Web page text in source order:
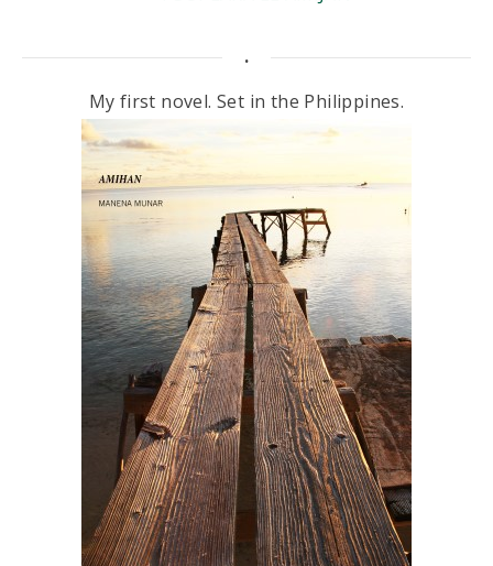
.
My first novel. Set in the Philippines.